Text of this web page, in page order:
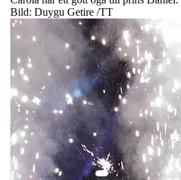
Bild: Duygu Getire /TT